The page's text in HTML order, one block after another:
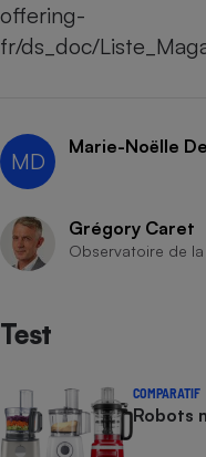
offering-
fr/ds_doc/
MD
Marie-Noëlle
Grégory Caret
Observatoire de
Test
COMPARATIF
Robots